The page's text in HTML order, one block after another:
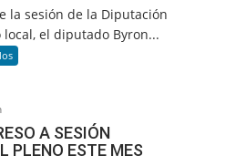
la sesión de la Diputación
el diputado Byron...
A SESIÓN
PLENO ESTE MES